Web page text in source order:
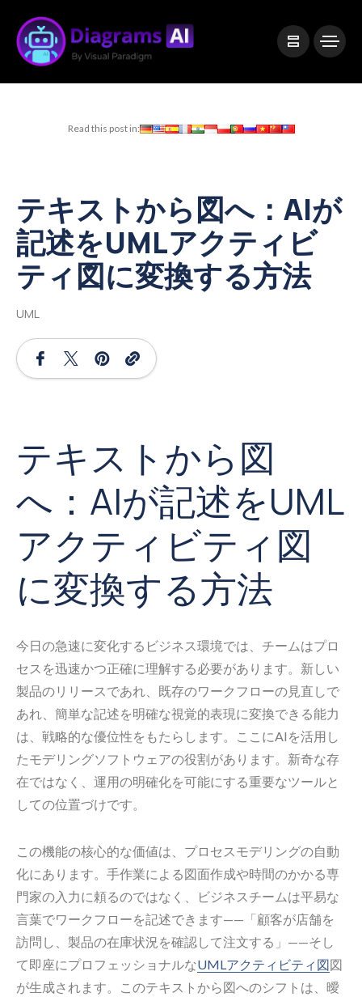
Read this post in:
テキストから図へ：AIが
記述をUMLアクティビ
ティ図に変換する方法
UML
テキストから図
へ：AIが記述をUML
アクティビティ図
に変換する方法
今日の急速に変化するビジネス環境では、チームはプロ
セスを迅速かつ正確に理解する必要があります。新しい
製品のリリースであれ、既存のワークフローの見直しで
あれ、簡単な記述を明確な視覚的表現に変換できる能力
は、戦略的な優位性をもたらします。ここにAIを活用し
たモデリングソフトウェアの役割があります。新奇な存
在ではなく、運用の明確化を可能にする重要なツールと
しての位置づけです。
この機能の核心的な価値は、プロセスモデリングの自動
化にあります。手作業による図面作成や時間のかかる専
門家の入力に頼るのではなく、ビジネスチームは平易な
言葉でワークフローを記述できます——「顧客が店舗を
訪問し、製品の在庫状況を確認して注文する」——そし
て即座にプロフェッショナルなUMLアクティビティ図図
が生成されます。このテキストから図へのシフトは、曖